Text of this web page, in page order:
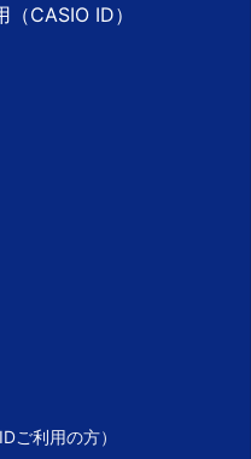
CASIO ID）
ご利用の方）